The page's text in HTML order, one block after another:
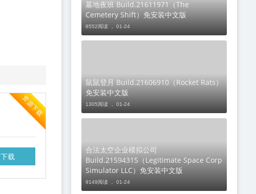
资源下载
下载
墓地夜班 Build.21611971（The
Cemetery Shift）免安装中文版
8552阅读 ， 01-24
鼠鼠登月 Build.21606910（Rocket Rats）
免安装中文版
1305阅读 ， 01-24
合法太空企业模拟公司
Build.21594315（Legitimate Space Corp
Simulator LLC）免安装中文版
9149阅读 ， 01-24